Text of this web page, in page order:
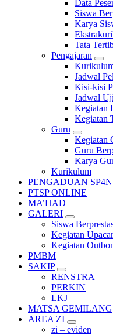
Data
Siswa
Karya
Tata
Pengajaran
Jadwal
Kisi-kisi
Jadwal
Kegiatan
Kegiatan
Guru
Kegiatan
Guru
Karya
Kurikulum
PENGADUAN
PTSP ONLINE
MA’HAD
GALERI
Siswa
Kegiatan
Kegiatan
PMBM
SAKIP
RENSTRA
PERKIN
LKJ
MATSA GEMILANG
AREA ZI
zi – eviden